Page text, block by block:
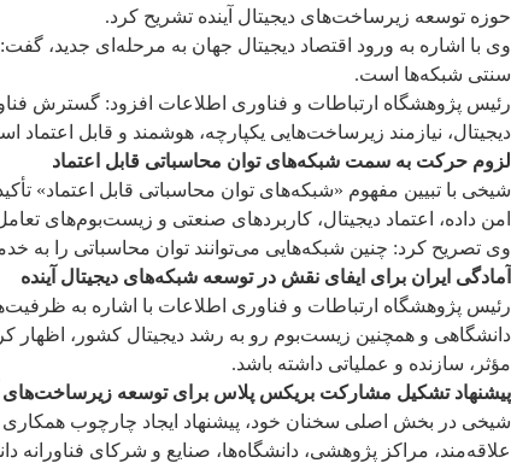
حوزه توسعه زیرساخت‌های دیجیتال آینده تشریح کرد.
وی با اشاره به ورود اقتصاد دیجیتال جهان به مرحله‌ای جدید،
سنتی شبکه‌ها است.
رئیس پژوهشگاه ارتباطات و فناوری اطلاعات افزود: گسترش
دیجیتال، نیازمند زیرساخت‌هایی یکپارچه، هوشمند و قابل اعتماد
لزوم حرکت به سمت شبکه‌های توان محاسباتی قابل اعتماد
شیخی با تبیین مفهوم «شبکه‌های توان محاسباتی قابل اعتماد»
امن داده، اعتماد دیجیتال، کاربردهای صنعتی و زیست‌بوم‌های
وی تصریح کرد: چنین شبکه‌هایی می‌توانند توان محاسباتی را به
آمادگی ایران برای ایفای نقش در توسعه شبکه‌های دیجیتال آینده
رئیس پژوهشگاه ارتباطات و فناوری اطلاعات با اشاره به
دانشگاهی و همچنین زیست‌بوم رو به رشد دیجیتال کشور، اظهار
مؤثر، سازنده و عملیاتی داشته باشد.
پیشنهاد تشکیل مشارکت بریکس پلاس برای توسعه زیرساخت‌های
شیخی در بخش اصلی سخنان خود، پیشنهاد ایجاد چارچوب
علاقه‌مند، مراکز پژوهشی، دانشگاه‌ها، صنایع و شرکای فناورانه